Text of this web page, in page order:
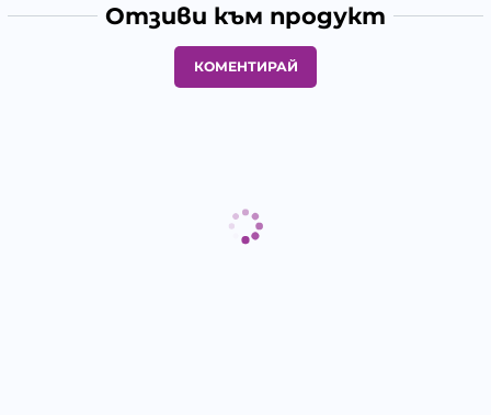
Отзиви към продукт
КОМЕНТИРАЙ